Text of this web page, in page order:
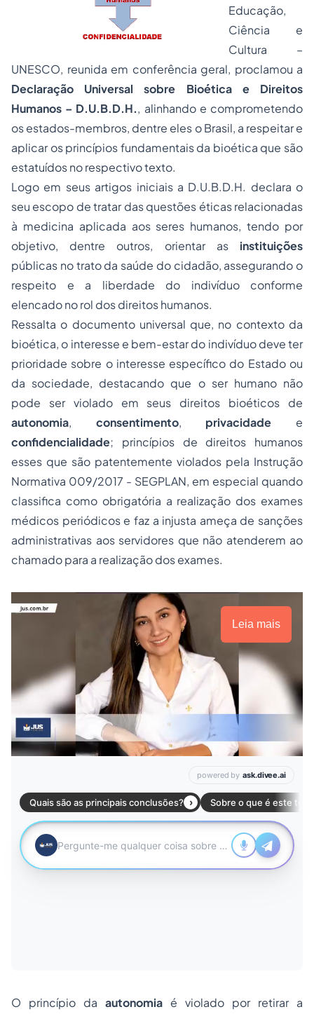
Educação,
Ciência e
Cultura –
UNESCO, reunida em conferência geral, proclamou a
Declaração Universal sobre Bioética e Direitos
Humanos – D.U.B.D.H., alinhando e comprometendo
os estados-membros, dentre eles o Brasil, a respeitar e
aplicar os princípios fundamentais da bioética que são
estatuídos no respectivo texto.
Logo em seus artigos iniciais a D.U.B.D.H. declara o
seu escopo de tratar das questões éticas relacionadas
à medicina aplicada aos seres humanos, tendo por
objetivo, dentre outros, orientar as instituições
públicas no trato da saúde do cidadão, assegurando o
respeito e a liberdade do indivíduo conforme
elencado no rol dos direitos humanos.
Ressalta o documento universal que, no contexto da
bioética, o interesse e bem-estar do indivíduo deve ter
prioridade sobre o interesse específico do Estado ou
da sociedade, destacando que o ser humano não
pode ser violado em seus direitos bioéticos de
autonomia, consentimento, privacidade e
confidencialidade; princípios de direitos humanos
esses que são patentemente violados pela Instrução
Normativa 009/2017 - SEGPLAN, em especial quando
classifica como obrigatória a realização dos exames
médicos periódicos e faz a injusta ameça de sanções
administrativas aos servidores que não atenderem ao
chamado para a realização dos exames.
Leia mais
O princípio da autonomia é violado por retirar a